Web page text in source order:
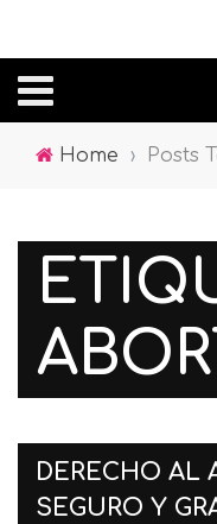
Home › Posts
DERECHO AL
SEGURO Y